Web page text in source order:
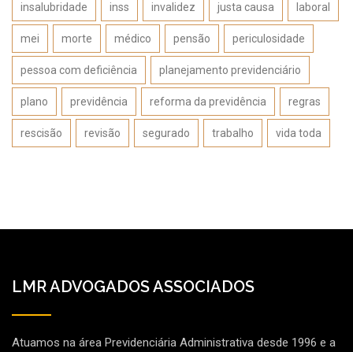
insalubridade inss invalidez justa causa laboral
mei morte médico pensão periculosidade
pessoa com deficiência planejamento previdenciário
plano previdência reforma da previdência regras
rescisão revisão segurado trabalho vida toda
LMR ADVOGADOS ASSOCIADOS
Atuamos na área Previdenciária Administrativa desde 1996 e a